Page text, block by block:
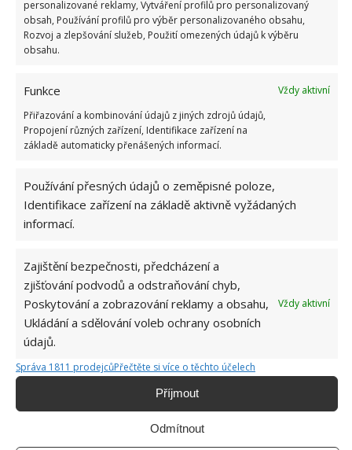
personalizované reklamy, Vytváření profilů pro personalizovaný
obsah, Používání profilů pro výběr personalizovaného obsahu,
Rozvoj a zlepšování služeb, Použití omezených údajů k výběru
obsahu.
Funkce
Vždy aktivní
Přiřazování a kombinování údajů z jiných zdrojů údajů,
Propojení různých zařízení, Identifikace zařízení na
základě automaticky přenášených informací.
Používání přesných údajů o zeměpisné poloze,
Identifikace zařízení na základě aktivně vyžádaných
informací.
Zajištění bezpečnosti, předcházení a
zjišťování podvodů a odstraňování chyb,
Poskytování a zobrazování reklamy a obsahu,
Ukládání a sdělování voleb ochrany osobních
údajů.
Vždy aktivní
Správa 1811 prodejcůPřečtěte si více o těchto účelech
Příjmout
Odmítnout
CITRON
ZÁPACH
SOUVISEJÍCÍ ČLÁNKY
odstranit pomocí jednoduchého postupu